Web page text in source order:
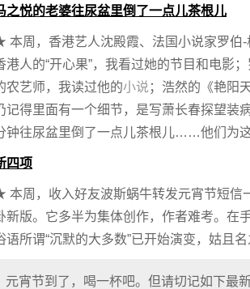
之悦的老婆往尿盆里倒了一点儿茶根儿
本周，香港艺人沈殿霞、法国小说家罗伯
港人的“开心果”，我看过她的节目和电影
农艺师，我读过他的小说 ；浩然的《艳阳
记得里面有一个细节，是写萧长春探望装
钟往尿盆里倒了一点儿茶根儿……他们为
四项
本周，收入好友波斯蜗牛转发元宵节短信
新版。它多半为集体创作，作者难考。在
语所谓“沉默的大多数”已开始演变，姑且
元宵节到了，喝一杯吧。但请切记如下最